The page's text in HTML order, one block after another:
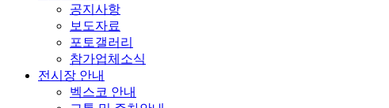
공지사항
보도자료
포토갤러리
참가업체소식
전시장 안내
벡스코 안내